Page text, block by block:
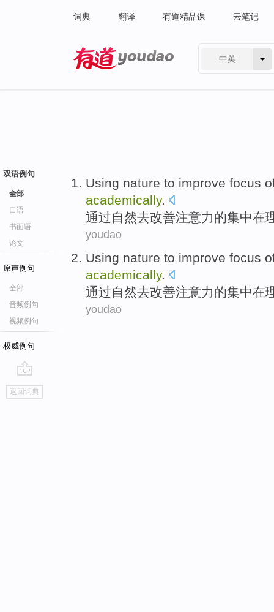
词典 翻译 有道精品课 云笔记
中英
双语例句
全部
口语
书面语
论文
原声例句
全部
音频例句
视频例句
权威例句
go
top
返回词典
Using nature to improve focus
academically.
通过自然去改善注意力的集中在
youdao
Using nature to improve focus
academically.
通过自然去改善注意力的集中在
youdao